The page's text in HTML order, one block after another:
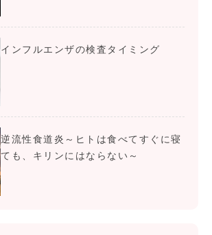
インフルエンザの検査タイミング
逆流性食道炎～ヒトは食べてすぐに寝
ても、キリンにはならない～